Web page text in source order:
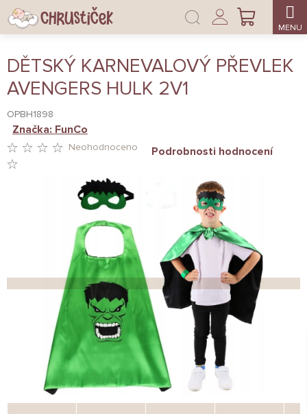
Přejít
na
obsah
NÁKUPNÍ
Přihlášení
DĚTSKÝ KARNEVALOVÝ PŘEVLEK
AVENGERS HULK 2V1
OPBH1898
HVĚZDIČEK.
Neohodnoceno Podrobnosti hodnocení
Značka: FunCo